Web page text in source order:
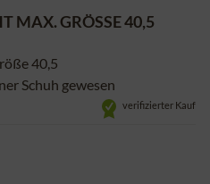
GRÖSSE 40,5 AN
40,5
Schuh gewesen
verifizierter Kauf